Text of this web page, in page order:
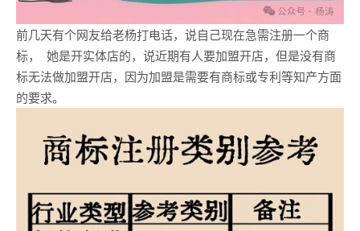
前几天有个网友给老杨打电话，说自己现在急需注册一个商
标， 她是开实体店的，说近期有人要加盟开店，但是没有商
标无法做加盟开店，因为加盟是需要有商标或专利等知产方面
的要求。